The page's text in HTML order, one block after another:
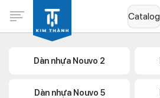
Catalog
Dàn nhựa Nouvo 2
Dàn nhựa Nouvo 5